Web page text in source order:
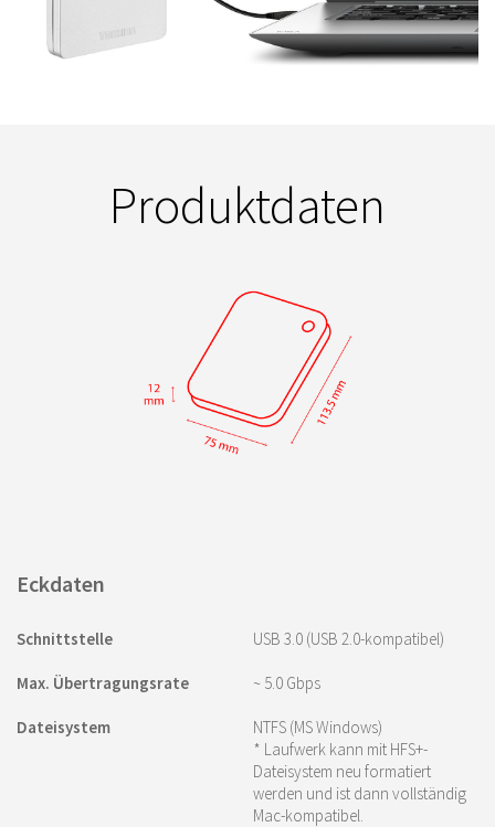
Produktdaten
Eckdaten
Schnittstelle USB 3.0 (USB 2.0-kompatibel)
Max. Übertragungsrate ~ 5.0 Gbps
Dateisystem
NTFS (MS Windows)
* Laufwerk kann mit HFS+-
Dateisystem neu formatiert
werden und ist dann vollständig
Mac-kompatibel.